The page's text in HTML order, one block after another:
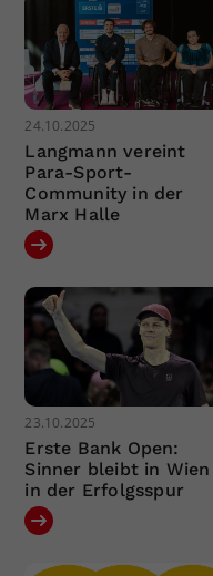
24.10.2025
Langmann vereint
Para-Sport-
Community in der
Marx Halle
23.10.2025
Erste Bank Open:
Sinner bleibt in Wien
in der Erfolgsspur